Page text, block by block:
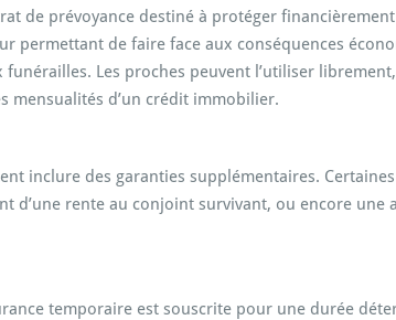
de prévoyance destiné à protéger
permettant de faire face aux conséquences
funérailles. Les proches peuvent l’utiliser
mensualités d’un crédit immobilier.
inclure des garanties supplémentaires.
d’une rente au conjoint survivant, ou encore
temporaire est souscrite pour une durée